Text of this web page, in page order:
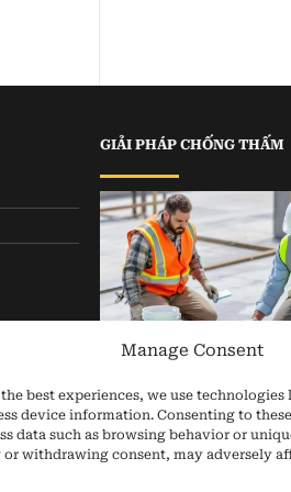
Manage Consent
best experiences, we use
device information. Consenting to
data such as browsing behavior or
or withdrawing consent, may adversely
GIẢI PHÁP CHỐNG THẤM